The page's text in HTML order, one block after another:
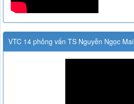
VTC 14 phỏng vấn TS Nguyễn Ngọc Mai